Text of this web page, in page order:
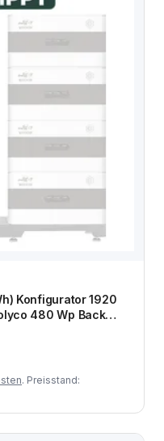
Konfigurator 1920
480 Wp Back
. Preisstand: